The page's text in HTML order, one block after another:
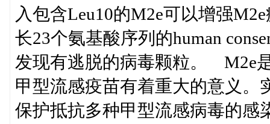
入包含Leu10的M2e可以增强
长23个氨基酸序列的human
发现有逃脱的病毒颗粒。 M2e
甲型流感疫苗有着重大的意义。
保护抵抗多种甲型流感病毒的感